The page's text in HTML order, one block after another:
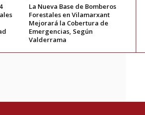
La Nueva Base de Bomberos
Forestales en Vilamarxant
Mejorará la Cobertura de
Emergencias, Según
Valderrama